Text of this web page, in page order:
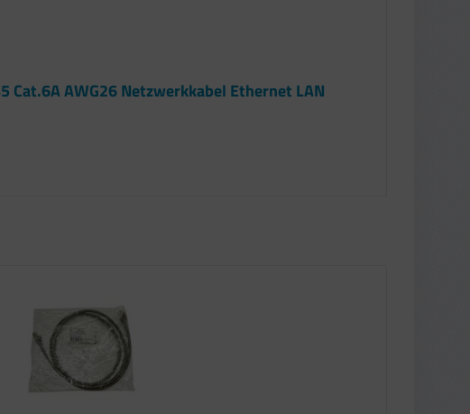
Cat.6A AWG26 Netzwerkkabel Ethernet LAN